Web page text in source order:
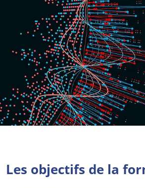
Les objectifs de la